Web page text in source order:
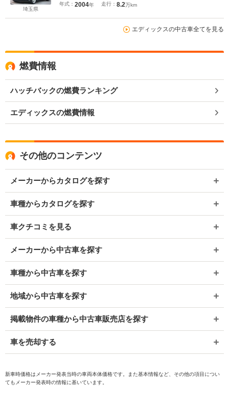
埼玉県
年式： 2004年
走行： 8.2万km
エディックスの中古車全てを見る
燃費情報
ハッチバックの燃費ランキング
エディックスの燃費情報
その他のコンテンツ
メーカーからカタログを探す
車種からカタログを探す
車クチコミを見る
メーカーから中古車を探す
車種から中古車を探す
地域から中古車を探す
掲載物件の車種から中古車販売店を探す
車を売却する
新車時価格はメーカー発表当時の車両本体価格です。また基本情報など、その他の項目につい
てもメーカー発表時の情報に基いています。